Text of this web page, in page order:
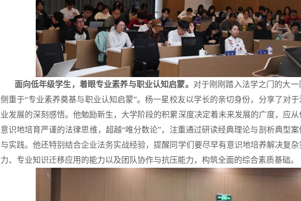
面向低年级学生，着眼专业素养与职业认知启蒙。 对于刚刚踏入法学之门的大一
侧重于“专业素养奠基与职业认知启蒙”。杨一星校友以学长的亲切身份，分享了对
业发展的深刻感悟。他勉励新生，大学阶段的积累深度决定着未来发展的广度，应从
意识地培育严谨的法律思维，超越“唯分数论”，注重通过研读经典理论与剖析典型
与实践。他还特别结合企业法务实战经验，提醒同学们要尽早有意识地培养解决复
力、专业知识迁移应用的能力以及团队协作与抗压能力，构筑全面的综合素质基础。